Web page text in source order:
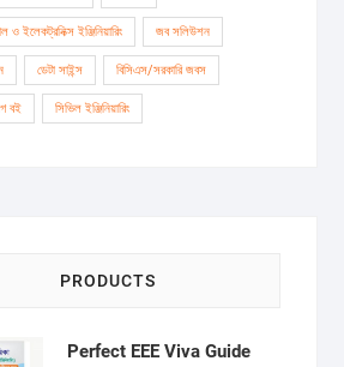
ও ইলেকট্রনিক্স ইঞ্জিনিয়ারিং জব সলিউশন
ডেটা সাইন্স বিসিএস/সরকারি জবস
বই সিভিল ইঞ্জিনিয়ারিং
PRODUCTS
Perfect EEE Viva Guide